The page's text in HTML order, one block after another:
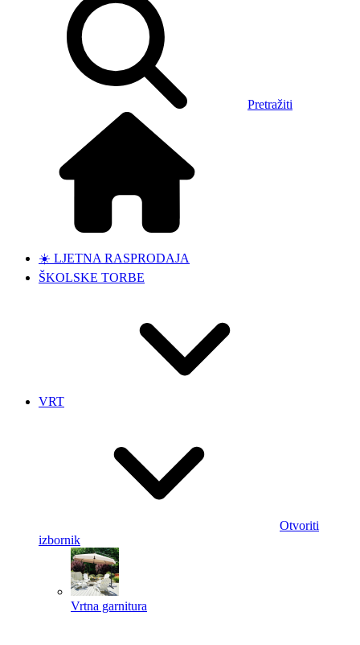
Pretražiti
☀️ LJETNA RASPRODAJA
ŠKOLSKE TORBE
VRT
Otvoriti
izbornik
Vrtna garnitura